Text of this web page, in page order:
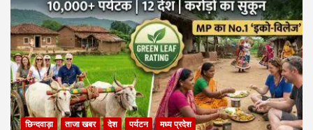
छिन्दवाड़ा ताजा खबर देश पर्यटन मध्य प्रदेश